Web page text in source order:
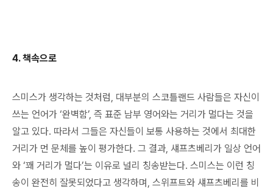
4.책속으로
스미스가 생각하는 것처럼, 대부분의 스코틀랜드 사람들은 자신이
쓰는 언어가 ‘완벽함’, 즉 표준 남부 영어와는 거리가 멀다는 것을
알고 있다. 따라서 그들은 자신들이 보통 사용하는 것에서 최대한
거리가 먼 문체를 높이 평가한다. 그 결과, 섀프츠베리가 일상 언어
와 ‘꽤 거리가 멀다’는 이유로 널리 칭송받는다. 스미스는 이런 칭
송이 완전히 잘못되었다고 생각하며, 스위프트와 섀프츠베리를 비